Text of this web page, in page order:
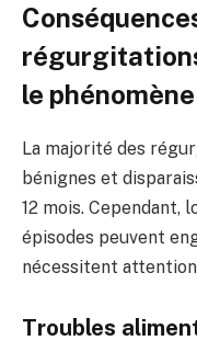
le
La majorité des
bénignes et
12 mois. Cependant,
épisodes peuvent
nécessitent
Troubles